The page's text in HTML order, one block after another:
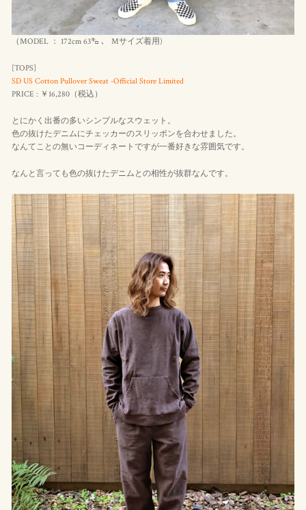
（MODEL ： 172cm 63㌔ 、 Mサイズ着用)
[TOPS]
SD US Cotton Pullover Sweat -Official Store Limited
PRICE : ￥16,280（税込 ）
とにかく出番の多いシンプルなスウェット。
色の抜けたデニムにチェッカーのスリッポンを合わせました。
なんてことの無いコーディネートですが一番好きな雰囲気です。
なんと言っても色の抜けたデニムとの相性が抜群なんです。